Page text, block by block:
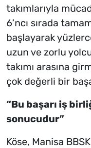
takımlarıyla
6’ncı sırada
başlayarak
uzun ve zorlu
takımı arasına
çok değerli bir
“Bu başarı iş
sonucudur”
Köse, Manisa